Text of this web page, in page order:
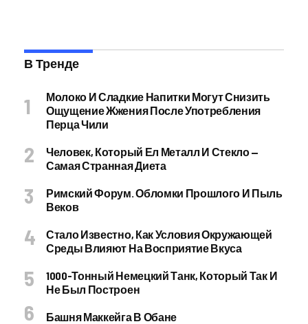
В Тренде
Молоко И Сладкие Напитки Могут Снизить
Ощущение Жжения После Употребления
Перца Чили
Человек, Который Ел Металл И Стекло —
Самая Странная Диета
Римский Форум. Обломки Прошлого И Пыль
Веков
Стало Известно, Как Условия Окружающей
Среды Влияют На Восприятие Вкуса
1000-Тонный Немецкий Танк, Который Так И
Не Был Построен
Башня Маккейга В Обане